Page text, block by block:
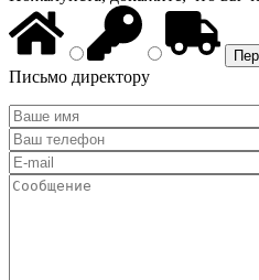
Письмо директору